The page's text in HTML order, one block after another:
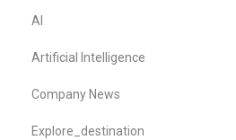
AI
Artificial Intelligence
Company News
Explore_destination